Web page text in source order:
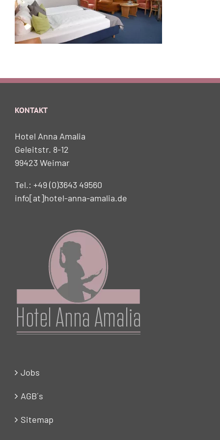
KONTAKT
Hotel Anna Amalia
Geleitstr. 8-12
99423 Weimar
Tel.: +49 (0)3643 49560
info[at]hotel-anna-amalia.de
Jobs
AGB´s
Sitemap